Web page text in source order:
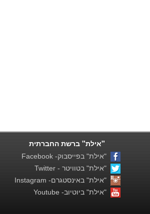
"אילת" ברשת החברתית
"אילת" בפייסבוק- Facebook
"אילת" בטוויטר - Twitter
"אילת" באינסטגרם- Instagram
"אילת" ביוטיוב- Youtube